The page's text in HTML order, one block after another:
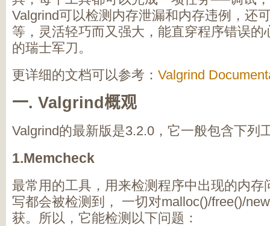
Valgrind可以检测内存泄漏和内存违例，还
等，灵活轻巧而又强大，能直穿程序错误的
的瑞士军刀。
更详细的文档可以参考： Valgrind
一. Valgrind 概观
Valgrind的最新版是3.2.0 ，它一般包含下列
1.Memcheck
最常用的工具，用来检测程序中出现的内存
写都会被检测到， 一切对malloc()/free()/
获。所以，它能检测以下问题：